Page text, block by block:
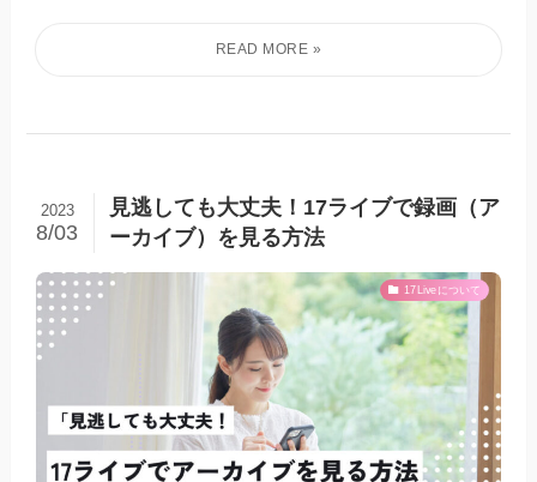
見逃しても大丈夫！17ライブで録画（ア
ーカイブ）を見る方法
2023
8/03
17Liveについて